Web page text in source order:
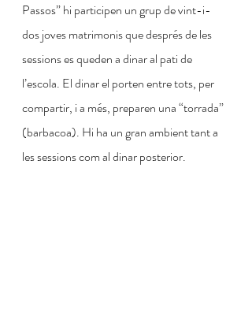
Passos” hi participen un grup de vint-i-
dos joves matrimonis que després de les
sessions es queden a dinar al pati de
l’escola. El dinar el porten entre tots, per
compartir, i a més, preparen una “torrada”
(barbacoa). Hi ha un gran ambient tant a
les sessions com al dinar posterior.